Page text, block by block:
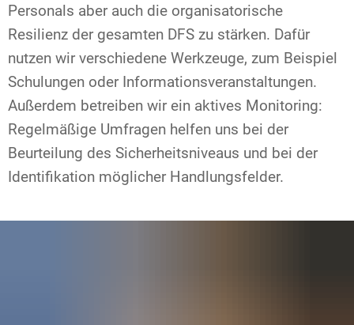
Personals aber auch die organisatorische
Resilienz der gesamten DFS zu stärken. Dafür
nutzen wir verschiedene Werkzeuge, zum Beispiel
Schulungen oder Informationsveranstaltungen.
Außerdem betreiben wir ein aktives Monitoring:
Regelmäßige Umfragen helfen uns bei der
Beurteilung des Sicherheitsniveaus und bei der
Identifikation möglicher Handlungsfelder.